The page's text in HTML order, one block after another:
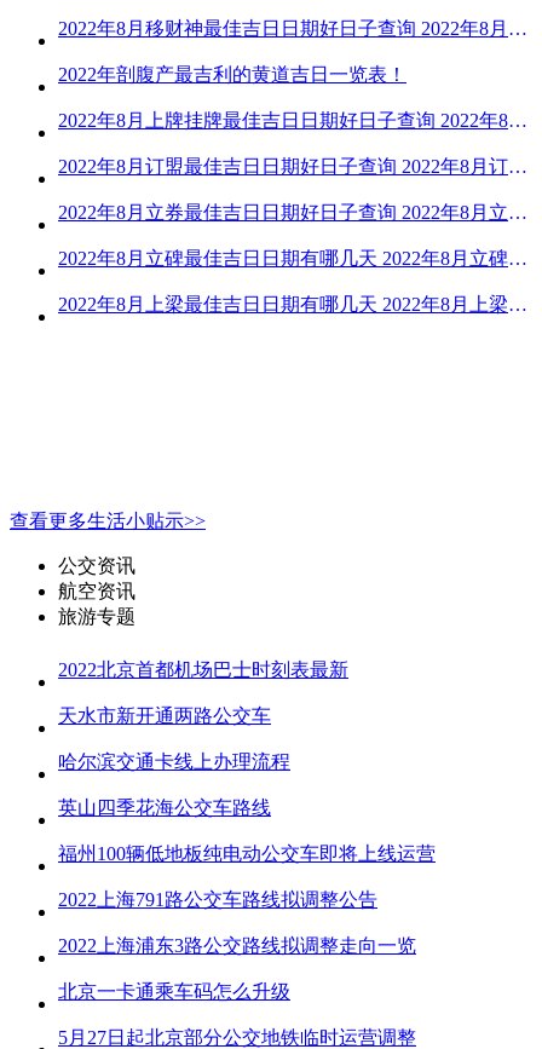
2022年8月移财神最佳吉日日期好日子查询 2022年8月移财神吉日一览
2022年剖腹产最吉利的黄道吉日一览表！
2022年8月上牌挂牌最佳吉日日期好日子查询 2022年8月上牌吉日精选
2022年8月订盟最佳吉日日期好日子查询 2022年8月订盟黄道吉日一览
2022年8月立券最佳吉日日期好日子查询 2022年8月立券的黄道吉日一览
2022年8月立碑最佳吉日日期有哪几天 2022年8月立碑吉日查询
2022年8月上梁最佳吉日日期有哪几天 2022年8月上梁的黄道吉日
查看更多生活小贴示>>
公交资讯
航空资讯
旅游专题
2022北京首都机场巴士时刻表最新
天水市新开通两路公交车
哈尔滨交通卡线上办理流程
英山四季花海公交车路线
福州100辆低地板纯电动公交车即将上线运营
2022上海791路公交车路线拟调整公告
2022上海浦东3路公交路线拟调整走向一览
北京一卡通乘车码怎么升级
5月27日起北京部分公交地铁临时运营调整